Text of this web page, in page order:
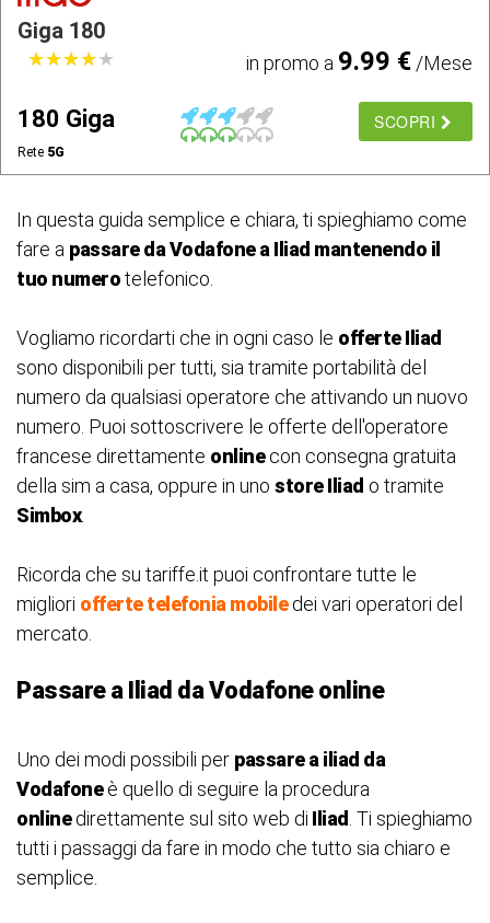
Giga 180
★★★★★
★★★★★ in promo a 9.99 €/Mese
180 Giga
Rete 5G
SCOPRI
In questa guida semplice e chiara, ti spieghiamo come
fare a passare da Vodafone a Iliad mantenendo il
tuo numerotelefonico.
Vogliamo ricordarti che in ogni caso le offerte Iliad
sono disponibili per tutti, sia tramite portabilità del
numero da qualsiasi operatore che attivando un nuovo
numero. Puoi sottoscrivere le offerte dell'operatore
francese direttamente onlinecon consegna gratuita
della sim a casa, oppure in uno store Iliad o tramite
Simbox.
Ricorda che su tariffe.it puoi confrontare tutte le
migliori offerte telefonia mobiledei vari operatori del
mercato.
Passare a Iliad da Vodafone online
Uno dei modi possibili per passare a iliad da
Vodafoneè quello di seguire la procedura
onlinedirettamente sul sito web di Iliad . Ti spieghiamo
tutti i passaggi da fare in modo che tutto sia chiaro e
semplice.